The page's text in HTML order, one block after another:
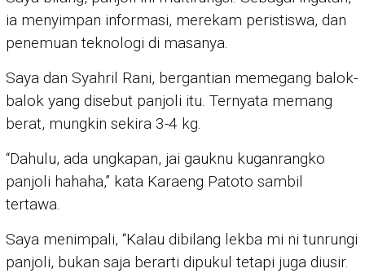
ia menyimpan informasi, merekam peristiswa, dan
penemuan teknologi di masanya.
Saya dan Syahril Rani, bergantian memegang balok-
balok yang disebut panjoli itu. Ternyata memang
berat, mungkin sekira 3-4 kg.
“Dahulu, ada ungkapan, jai gauknu kuganrangko
panjoli hahaha,” kata Karaeng Patoto sambil
tertawa.
Saya menimpali, “Kalau dibilang lekba mi ni tunrungi
panjoli, bukan saja berarti dipukul tetapi juga diusir.